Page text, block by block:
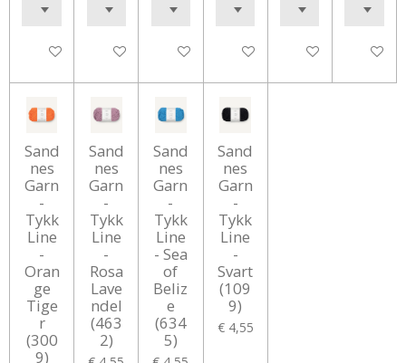
In winkelwagenIn winkelwagenIn winkelwagenIn winkelwagenIn winkelwagen
In
Sand
nes
Garn
-
Tykk
Line
-
Oran
ge
Tige
r
(300
9)
Sand
nes
Garn
-
Tykk
Line
-
Rosa
Lave
ndel
(463
2)
Sand
nes
Garn
-
Tykk
Line
- Sea
of
Beliz
e
(634
5)
Sand
nes
Garn
-
Tykk
Line
-
Svart
(109
9)
€ 4,55